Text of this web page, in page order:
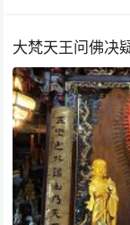
大梵天王问佛决